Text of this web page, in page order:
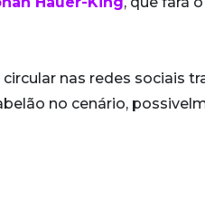
nas redes sociais
no cenário,